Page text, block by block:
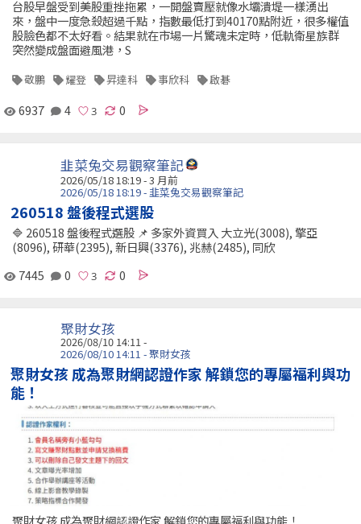
台股早盤受到美股重挫拖累，一開盤賣壓就像水壩潰堤一樣湧出
來，盤中一度急殺超過千點，指數最低打到40170點附近，很多權值
股臉色都不太好看。結果就在市場一片驚魂未定時，低軌衛星族群
突然變成盤面避風港，S
敬鵬 耀登 昇達科 事欣科 啟碁
6937 4 0
韭菜兔交易觀察筆記
2026/05/18 18:19 - 3 月前
2026/05/18 18:19 - 韭菜兔交易觀察筆記
260518 盤後程式選股
🔷 260518 盤後程式選股 📌 多家外資買入 大立光(3008), 擎亞
(8096), 研華(2395), 新日興(3376), 兆赫(2485), 同欣
7445
0 0
聚財女孩
2026/08/10 14:11 -
2026/08/10 14:11 - 聚財女孩
聚財女孩 成為聚財網認證作家 解鎖您的專屬福利與功
能！
聚財女孩 成為聚財網認證作家 解鎖您的專屬福利與功能！